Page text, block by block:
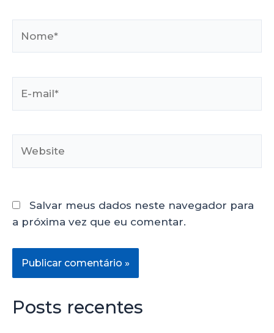
Salvar meus dados neste navegador para
a próxima vez que eu comentar.
Posts recentes